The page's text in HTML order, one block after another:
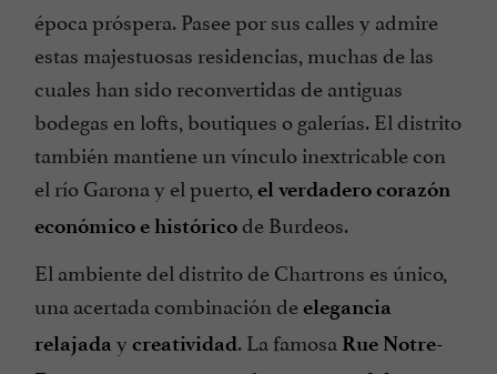
época próspera. Pasee por sus calles y admire
estas majestuosas residencias, muchas de las
cuales han sido reconvertidas de antiguas
bodegas en lofts, boutiques o galerías. El distrito
también mantiene un vínculo inextricable con
el río Garona y el puerto, el verdadero corazón
económico e históricode Burdeos.
El ambiente del distrito de Chartrons es único,
una acertada combinación deelegancia
relajada y creatividad. La famosa Rue Notre-